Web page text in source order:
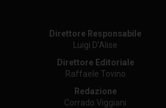
Direttore Responsabile
Luigi D’Alise
Direttore Editoriale
Raffaele Tovino
Redazione
Corrado Viggiani